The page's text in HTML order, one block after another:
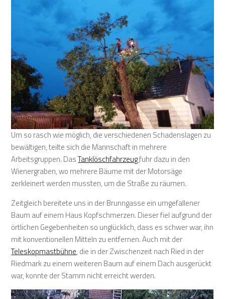
Um so rasch wie möglich, die verschiedenen Schadenslagen zu
bewältigen, teilte sich die Mannschaft in mehrere
Arbeitsgruppen. DasTanklöschfahrzeugfuhr dazu in den
Wienergraben, wo mehrere Bäume mit der Motorsäge
zerkleinert werden mussten, um die Straße zu räumen.
Zeitgleich bereitete uns in der Brunngasse ein umgefallener
Baum auf einem Haus Kopfschmerzen. Dieser fiel aufgrund der
örtlichen Gegebenheiten so unglücklich, dass es schwer war, ihn
mit konventionellen Mitteln zu entfernen. Auch mit der
Teleskopmastbühne, die in der Zwischenzeit nach Ried in der
Riedmark zu einem weiteren Baum auf einem Dach ausgerückt
war, konnte der Stamm nicht erreicht werden.